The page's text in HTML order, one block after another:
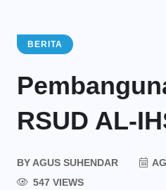
BERITA
RSUD AL-
BY AGUS SUHENDAR
547 VIEWS